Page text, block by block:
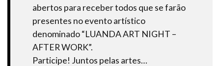
abertos para receber todos que se farão
presentes no evento artístico
denominado “LUANDA ART NIGHT –
AFTER WORK”.
Participe! Juntos pelas artes…